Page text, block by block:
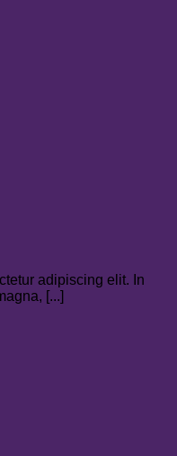
adipiscing elit. In
[...]